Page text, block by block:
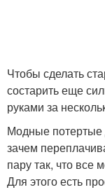
Чтобы сделать
состарить еще
руками за
Модные потертые
зачем
пару так, что все
Для этого есть